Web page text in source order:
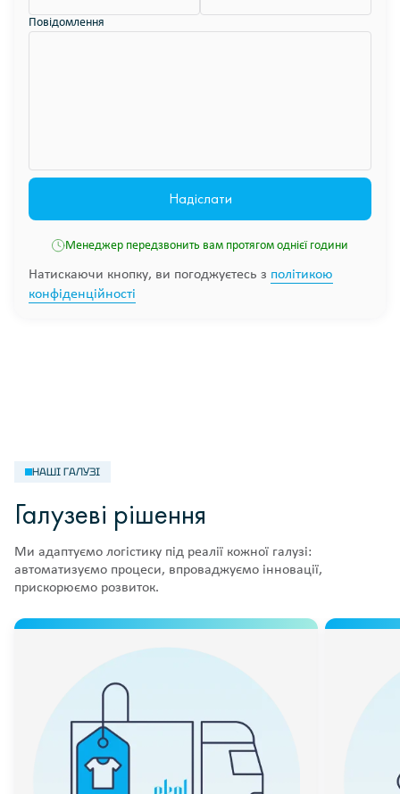
Повідомлення
Менеджер передзвонить вам протягом однієї години
Натискаючи кнопку, ви погоджуєтесь з політикою
конфіденційності
НАШІ ГАЛУЗІ
Галузеві рішення
Ми адаптуємо логістику під реалії кожної галузі:
автоматизуємо процеси, впроваджуємо інновації,
прискорюємо розвиток.